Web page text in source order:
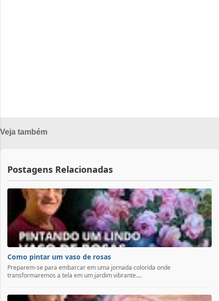
Veja também
Postagens Relacionadas
Como pintar um vaso de rosas
Preparem-se para embarcar em uma jornada colorida onde
transformaremos a tela em um jardim vibrante....